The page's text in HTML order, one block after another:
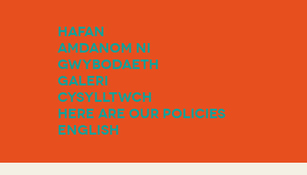
Hafan
Amdanom ni
Gwybodaeth
Galeri
Cysylltwch
Here are our policies
English